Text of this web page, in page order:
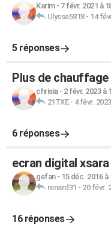
Karim- 7 févr. 2021 à
Ulysse5818- 14
5 réponses
Plus de chauffage
chrisia- 2 févr. 2023 à
21TXE- 4 févr.
6 réponses
ecran digital
gefan- 15 déc. 2016 à
renard31 - 20 févr.
16 réponses